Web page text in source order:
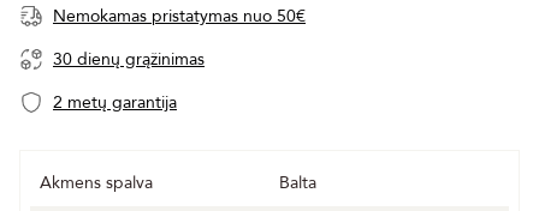
Nemokamas pristatymas nuo 50€
30 dienų grąžinimas
2 metų garantija
Akmens spalva
Balta